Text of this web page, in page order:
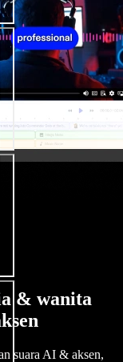
& wanita
suara AI & aksen,